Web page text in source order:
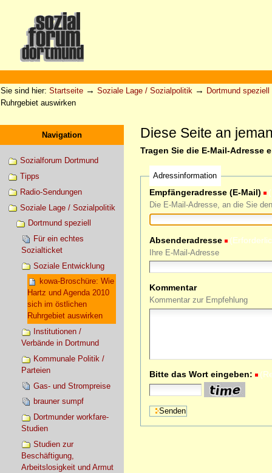
Werkzeuge
Sie sind hier: Startseite → Soziale Lage / Sozialpolitik → Dortmund speziell
Ruhrgebiet auswirken
Navigation
Sozialforum Dortmund
Tipps
Radio-Sendungen
Soziale Lage / Sozialpolitik
Dortmund speziell
Für ein echtes
Sozialticket
Soziale Entwicklung
kowa-Broschüre: Wie
Hartz und Agenda 2010
sich im östlichen
Ruhrgebiet auswirken
Institutionen /
Verbände in Dortmund
Kommunale Politik /
Parteien
Gas- und Strompreise
brauner sumpf
Dortmunder workfare-
Studien
Studien zur
Beschäftigung,
Arbeitslosigkeit und Armut
Diese Seite an
Tragen Sie die E-Mail-Adresse
Adressinformation
Empfängeradresse (E-Mail)
Die E-Mail-Adresse, an die Sie
Absenderadresse
Ihre E-Mail-Adresse
Kommentar
Kommentar zur Empfehlung
Bitte das Wort eingeben: